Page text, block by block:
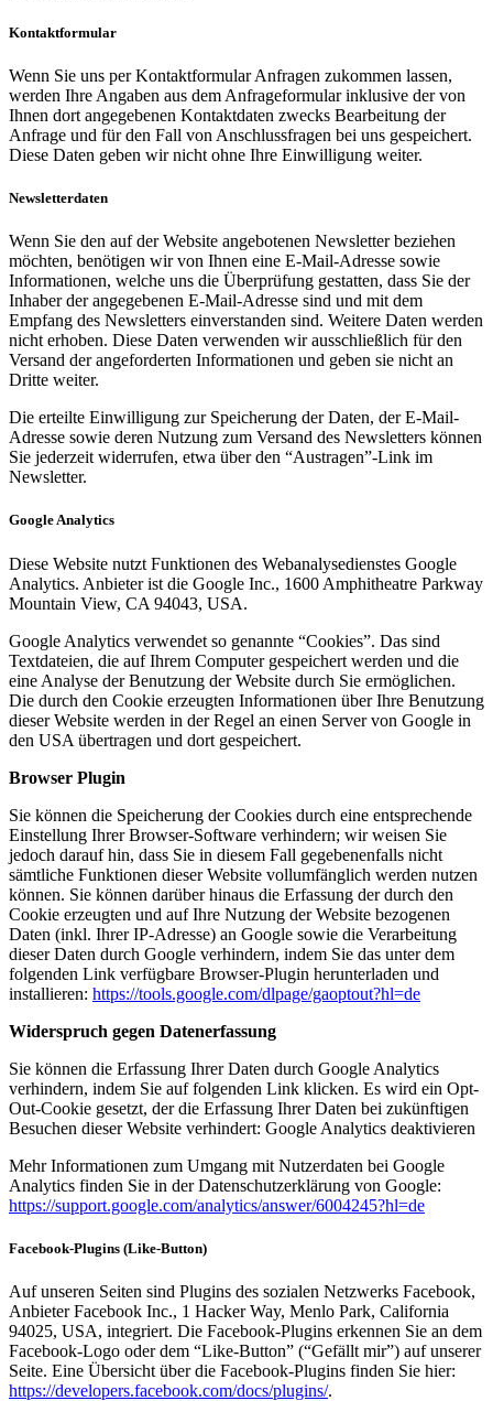
Kontaktformular
Wenn Sie uns per Kontaktformular Anfragen zukommen lassen,
werden Ihre Angaben aus dem Anfrageformular inklusive der von
Ihnen dort angegebenen Kontaktdaten zwecks Bearbeitung der
Anfrage und für den Fall von Anschlussfragen bei uns gespeichert.
Diese Daten geben wir nicht ohne Ihre Einwilligung weiter.
Newsletterdaten
Wenn Sie den auf der Website angebotenen Newsletter beziehen
möchten, benötigen wir von Ihnen eine E-Mail-Adresse sowie
Informationen, welche uns die Überprüfung gestatten, dass Sie der
Inhaber der angegebenen E-Mail-Adresse sind und mit dem
Empfang des Newsletters einverstanden sind. Weitere Daten werden
nicht erhoben. Diese Daten verwenden wir ausschließlich für den
Versand der angeforderten Informationen und geben sie nicht an
Dritte weiter.
Die erteilte Einwilligung zur Speicherung der Daten, der E-Mail-
Adresse sowie deren Nutzung zum Versand des Newsletters können
Sie jederzeit widerrufen, etwa über den “Austragen”-Link im
Newsletter.
Google Analytics
Diese Website nutzt Funktionen des Webanalysedienstes Google
Analytics. Anbieter ist die Google Inc., 1600 Amphitheatre Parkway
Mountain View, CA 94043, USA.
Google Analytics verwendet so genannte “Cookies”. Das sind
Textdateien, die auf Ihrem Computer gespeichert werden und die
eine Analyse der Benutzung der Website durch Sie ermöglichen.
Die durch den Cookie erzeugten Informationen über Ihre Benutzung
dieser Website werden in der Regel an einen Server von Google in
den USA übertragen und dort gespeichert.
Browser Plugin
Sie können die Speicherung der Cookies durch eine entsprechende
Einstellung Ihrer Browser-Software verhindern; wir weisen Sie
jedoch darauf hin, dass Sie in diesem Fall gegebenenfalls nicht
sämtliche Funktionen dieser Website vollumfänglich werden nutzen
können. Sie können darüber hinaus die Erfassung der durch den
Cookie erzeugten und auf Ihre Nutzung der Website bezogenen
Daten (inkl. Ihrer IP-Adresse) an Google sowie die Verarbeitung
dieser Daten durch Google verhindern, indem Sie das unter dem
folgenden Link verfügbare Browser-Plugin herunterladen und
installieren: https://tools.google.com/dlpage/gaoptout?hl=de
Widerspruch gegen Datenerfassung
Sie können die Erfassung Ihrer Daten durch Google Analytics
verhindern, indem Sie auf folgenden Link klicken. Es wird ein Opt-
Out-Cookie gesetzt, der die Erfassung Ihrer Daten bei zukünftigen
Besuchen dieser Website verhindert: Google Analytics deaktivieren
Mehr Informationen zum Umgang mit Nutzerdaten bei Google
Analytics finden Sie in der Datenschutzerklärung von Google:
https://support.google.com/analytics/answer/6004245?hl=de
Facebook-Plugins (Like-Button)
Auf unseren Seiten sind Plugins des sozialen Netzwerks Facebook,
Anbieter Facebook Inc., 1 Hacker Way, Menlo Park, California
94025, USA, integriert. Die Facebook-Plugins erkennen Sie an dem
Facebook-Logo oder dem “Like-Button” (“Gefällt mir”) auf unserer
Seite. Eine Übersicht über die Facebook-Plugins finden Sie hier:
https://developers.facebook.com/docs/plugins/.